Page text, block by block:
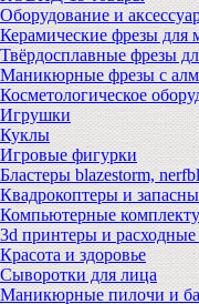
Оборудование и
Керамические фрезы для
Твёрдосплавные фрезы
Маникюрные фрезы с
Косметологическое
Игрушки
Куклы
Игровые фигурки
Бластеры blazestorm,
Квадрокоптеры и
Компьютерные
3d принтеры и
Красота и здоровье
Сыворотки для лица
Маникюрные пилочи и